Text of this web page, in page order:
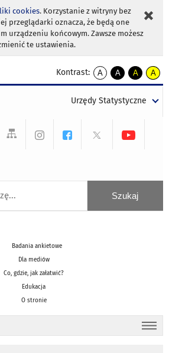
cookies. Korzystanie z witryny bez
przeglądarki oznacza, że będą one
urządzeniu końcowym. Zawsze możesz
te ustawienia.
Kontrast:
A
kontrast
A
kontrast
tekst
czarnym
A
kontrast
tekst
czarnym
A
tekst
żółtym
Urzędy Statystyczne
Badania ankietowe
Dla mediów
Co, gdzie, jak załatwić?
Edukacja
O stronie